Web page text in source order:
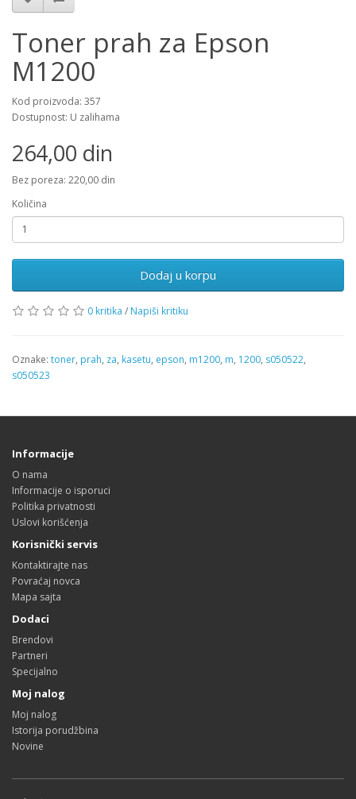
Toner prah za Epson
M1200
Kod proizvoda: 357
Dostupnost: U zalihama
264,00 din
Bez poreza: 220,00 din
Količina
Dodaj u korpu
0 kritika / Napiši kritiku
Oznake: toner, prah, za, kasetu, epson, m1200, m, 1200, s050522,
s050523
Informacije
O nama
Informacije o isporuci
Politika privatnosti
Uslovi korišćenja
Korisnički servis
Kontaktirajte nas
Povraćaj novca
Mapa sajta
Dodaci
Brendovi
Partneri
Specijalno
Moj nalog
Moj nalog
Istorija porudžbina
Novine